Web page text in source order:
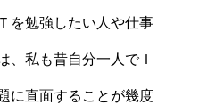
を勉強したい人や仕事
、私も昔自分一人でＩ
に直面することが幾度